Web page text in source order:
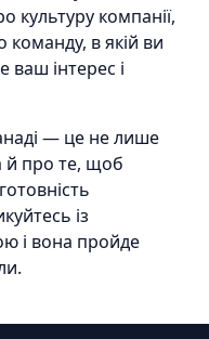
культуру компанії,
в якій ви
інтерес і
— це не лише
й про те, щоб
із
і вона пройде